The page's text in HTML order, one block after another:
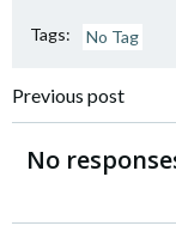
Tags: No Tag
Post
Previous post
No